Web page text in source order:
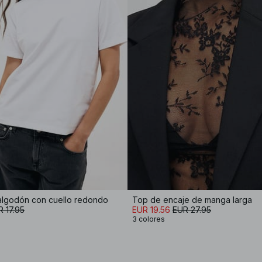
con cuello redondo
17.95
Top de encaje de manga larga
EUR 19.56 EUR 27.95
3 colores